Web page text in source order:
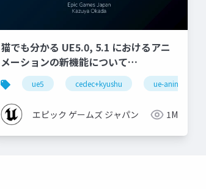
shaperecognizeractivatestate oculus integration
猫でも分かる UE5.0, 5.1 におけるアニ
メーションの新機能について
【CEDEC+KYUSHU 2022】
ue5 cedec+kyushu ue-animation
エピック ゲームズ ジャパン 1M